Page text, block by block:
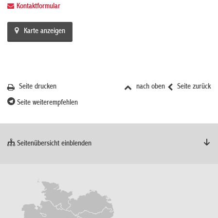
Kontaktformular
Karte anzeigen
Seite zurück
nach oben
Seite drucken
Seite weiterempfehlen
Seitenübersicht einblenden